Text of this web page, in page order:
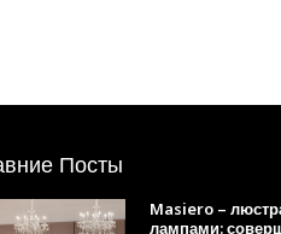
Посты
Masiero –
лампами: